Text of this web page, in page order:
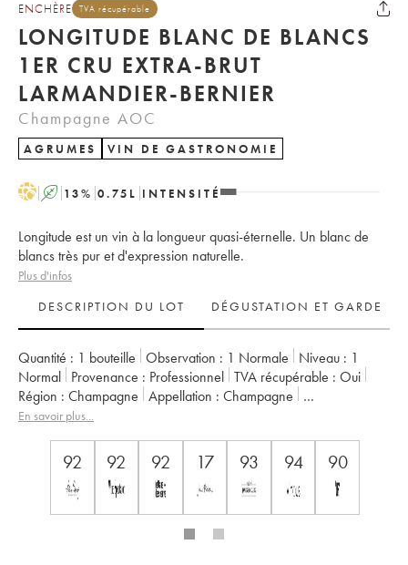
ENCHÈRE TVA récupérable
LONGITUDE BLANC DE BLANCS
1ER CRU EXTRA-BRUT
LARMANDIER-BERNIER
Champagne AOC
AGRUMES VIN DE GASTRONOMIE
H A 13% 0.75 L INTENSITÉ
Longitude est un vin à la longueur quasi-éternelle. Un blanc de
blancs très pur et d'expression naturelle.
Plus d'infos
DESCRIPTION DU LOT
DÉGUSTATION ET GARDE
Quantité : 1 bouteille Observation : 1 Normale Niveau : 1
Normal
Provenance : professionnel TVA récupérable :
oui
Région :
Champagne Appellation :
Champagne
Propriétaire :
En savoir plus...
92 92 92 17 93 94 90